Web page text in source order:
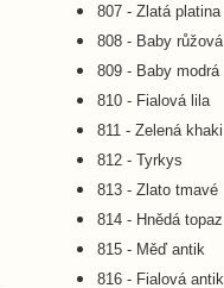
807 - Zlatá platina
808 - Baby růžová
809 - Baby modrá
810 - Fialová lila
811 - Zelená khaki
812 - Tyrkys
813 - Zlato tmavé
814 - Hnědá topaz
815 - Měď antik
816 - Fialová antik